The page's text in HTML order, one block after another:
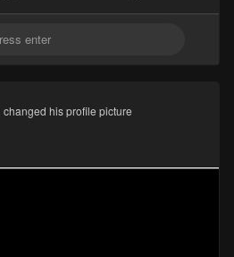
changed his profile picture